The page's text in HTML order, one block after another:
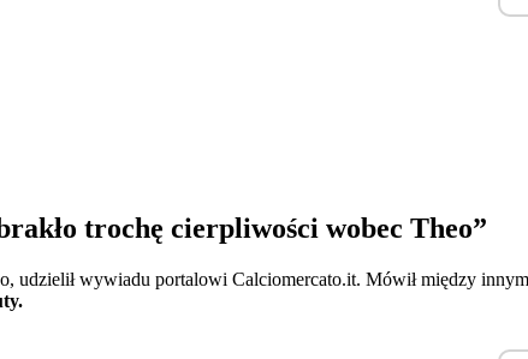
trochę cierpliwości wobec Theo”
udzielił wywiadu portalowi Calciomercato.it. Mówił między